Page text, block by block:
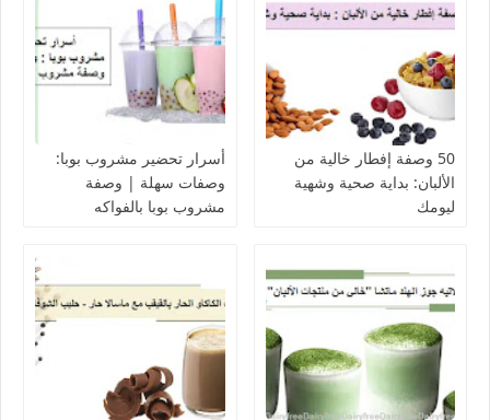
50 وصفة إفطار خالية من
الألبان: بداية صحية وشهية
ليومك
أسرار تحضير مشروب بوبا:
وصفات سهلة | وصفة
مشروب بوبا بالفواكه